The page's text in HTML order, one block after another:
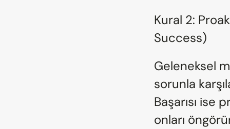
Kural 2:
Success)
Geleneksel
sorunla
Başarısı ise
onları